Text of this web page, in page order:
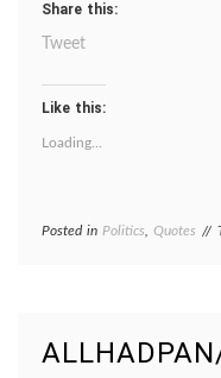
Share this:
Tweet
Like this:
Loading...
Posted in Politics Quotes